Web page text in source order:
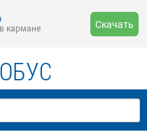
кармане
Скачать